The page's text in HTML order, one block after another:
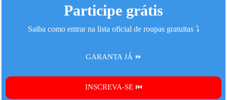
Participe grátis
Saiba como entrar na lista oficial de roupas gratuitas ⤵️
GARANTA JÁ ⏩
INSCREVA-SE ⏮️